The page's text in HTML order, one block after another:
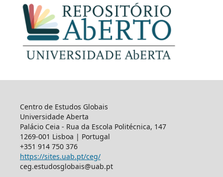
Centro de Estudos Globais
Universidade Aberta
Palácio Ceia - Rua da Escola Politécnica, 147
1269-001 Lisboa | Portugal
+351 914 750 376
https://sites.uab.pt/ceg/
ceg.estudosglobais@uab.pt